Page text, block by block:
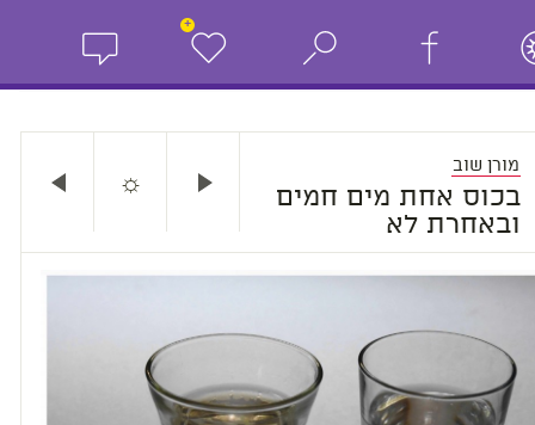
+
מורן שוב
בכוס אחת מים חמים
ובאחרת לא
☼